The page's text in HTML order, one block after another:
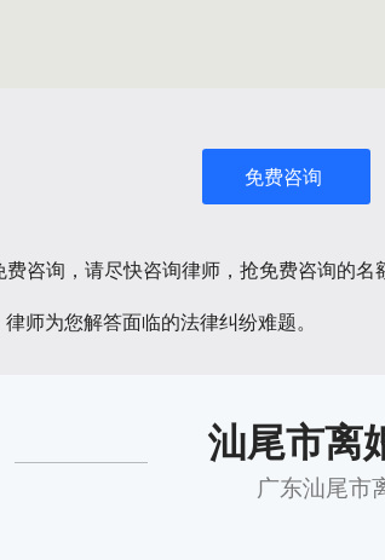
免费咨询
咨询，请尽快咨询律师，抢免费咨询的名
师为您解答面临的法律纠纷难题。
汕尾市离
广东汕尾市